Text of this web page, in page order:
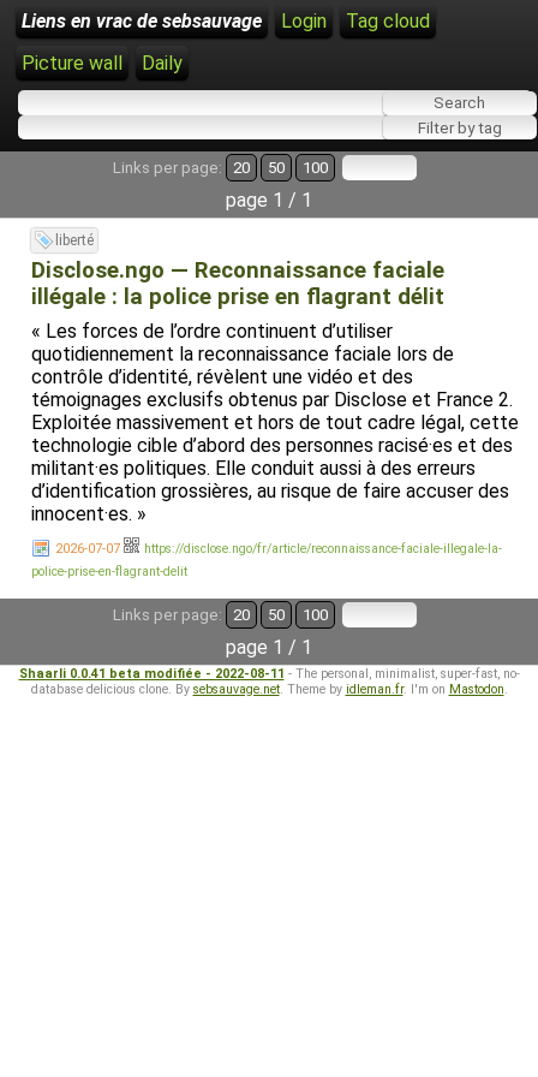
Liens en vrac de sebsauvage Login
Tag cloud
Picture wall
Daily
Links per page: 20 50 100
page 1 / 1
liberté
Disclose.ngo — Reconnaissance faciale
illégale : la police prise en flagrant délit
« Les forces de l’ordre continuent d’utiliser
quotidiennement la reconnaissance faciale lors de
contrôle d’identité, révèlent une vidéo et des
témoignages exclusifs obtenus par Disclose et France 2.
Exploitée massivement et hors de tout cadre légal, cette
technologie cible d’abord des personnes racisé·es et des
militant·es politiques. Elle conduit aussi à des erreurs
d’identification grossières, au risque de faire accuser des
innocent·es. »
2026-07-07
https://disclose.ngo/fr/article/reconnaissance-faciale-illegale-la-
police-prise-en-flagrant-delit
Links per page: 20 50 100
page 1 / 1
Shaarli 0.0.41 beta modifiée - 2022-08-11 - The personal, minimalist, super-fast, no-
database delicious clone. By sebsauvage.net. Theme by idleman.fr. I'm on Mastodon.